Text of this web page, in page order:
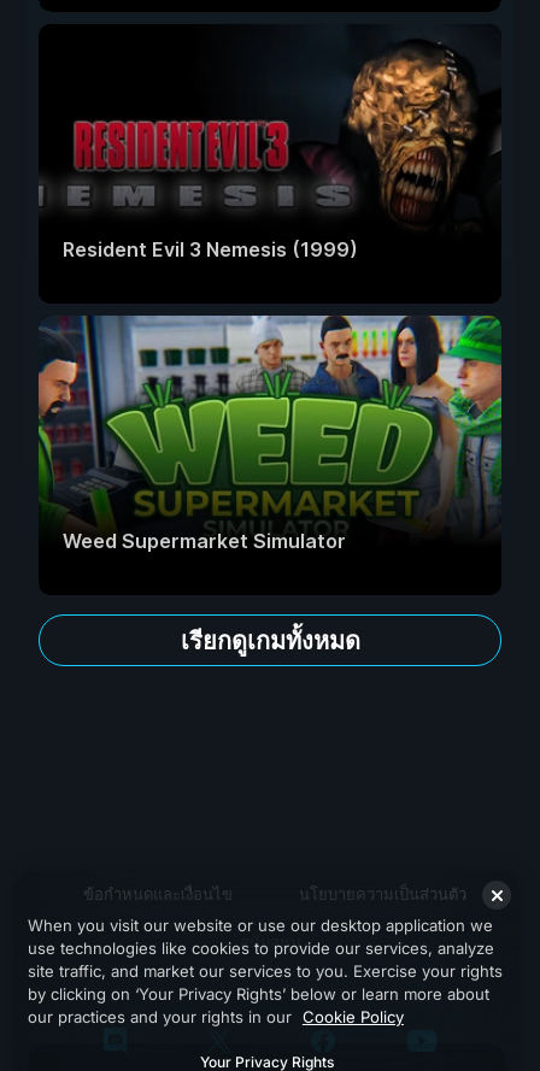
Resident Evil 3 Nemesis (1999)
Weed Supermarket Simulator
เรียกดูเกมทั้งหมด
ข้อกำหนดและเงื่อนไข นโยบายความเป็นส่วนตัว
สนับสนุน
When you visit our website or use our desktop application we
use technologies like cookies to provide our services, analyze
site traffic, and market our services to you. Exercise your rights
by clicking on ‘Your Privacy Rights’ below or learn more about
our practices and your rights in our Cookie Policy
Your Privacy Rights